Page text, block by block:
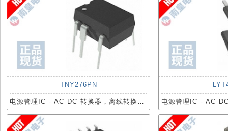
TNY276PN
电源管理IC - AC DC 转换器，离线转换开关